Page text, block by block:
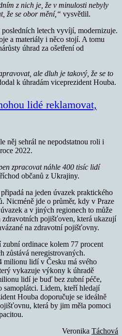
z nich je, že v minulosti nebyly
že se obor mění,“ vysvětlil.
letech vyvíjí, modernizuje.
a materiály i něco stojí. A tomu
úhrad za ošetření od
ale dluh je takový, že se to
k úhradám viceprezident Houba.
lidé reklamovat,
něj sehrál ne nepodstatnou roli i
2022.
zpracovat náhle 400 tisíc lidí
občanů z Ukrajiny.
na jeden úvazek praktického
Nicméně jde o průměr, kdy v Praze
a v jiných regionech to může
zdravotních pojišťoven, která ukazují
na zdravotní pojišťovny.
ordinace kolem 77 procent
zůstává neregistrovaných.
milionu lidí v Česku má svého
vykazuje výkony k úhradě
lidí je buď bez zubní péče,
Lidem, kteří hledají
Houba doporučuje se ideálně
která by jim měla pomoci
Veronika Táchová